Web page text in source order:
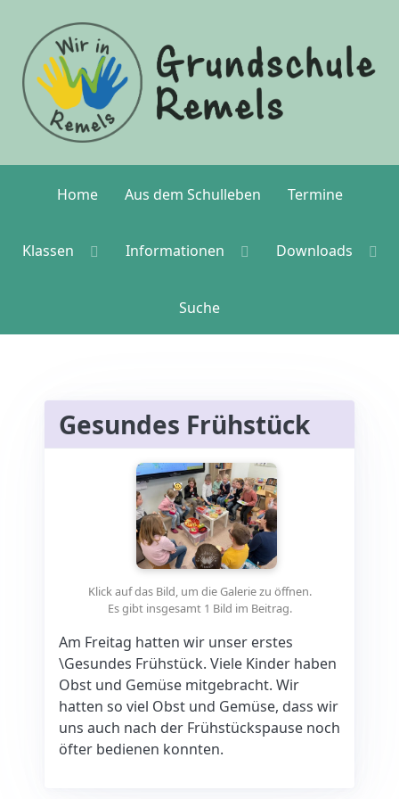
Home Aus dem Schulleben Termine
Klassen Informationen Downloads
Suche
Gesundes Frühstück
Klick auf das Bild, um die Galerie zu öffnen.
Es gibt insgesamt 1 Bild im Beitrag.
Am Freitag hatten wir unser erstes
\Gesundes Frühstück. Viele Kinder haben
Obst und Gemüse mitgebracht. Wir
hatten so viel Obst und Gemüse, dass wir
uns auch nach der Frühstückspause noch
öfter bedienen konnten.